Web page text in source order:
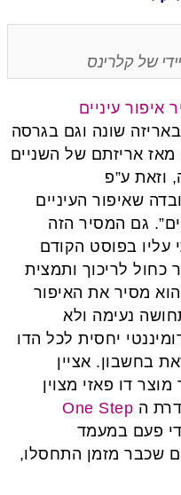
של קלרינס
איפור עיניים
באריזה שונה וגם בגרסה
מאז אריזתם של השניים
וזאת ע”פ
שאיפור העיניים
גם המסיר הזה
עליו בפוסט הקודם
כחול לריכוך ותמצית
מסיר את האיפור
נעימה ולא
יחסית לכל הדו
בחשבון. אציין
דו פאזי מצוין
ה One Step
פעם במעמד
שכבר מזמן התחסלו,